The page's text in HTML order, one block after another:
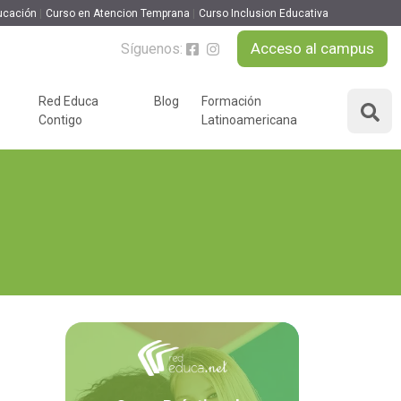
Curso en Atencion Temprana Curso Inclusion Educativa
Síguenos: Acceso al campus
Nuevas Tecnologías y
Ocio y Tiempo Libre
Red Educa
Contigo
Blog
Formación
Latinoamericana